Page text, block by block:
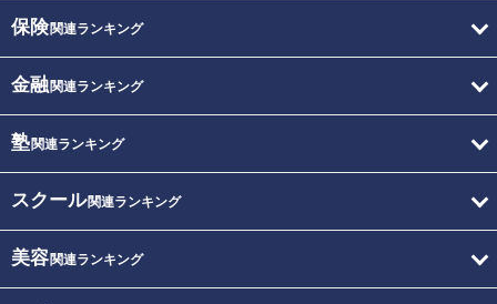
保険関連ランキング
金融関連ランキング
塾関連ランキング
スクール関連ランキング
美容関連ランキング